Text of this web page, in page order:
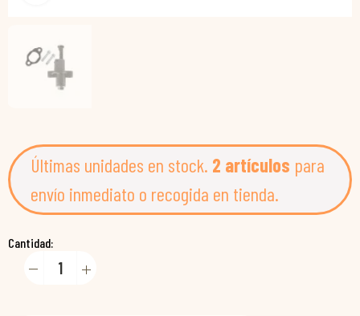
Últimas unidades en stock. 2 artículos para
envío inmediato o recogida en tienda.
Cantidad: